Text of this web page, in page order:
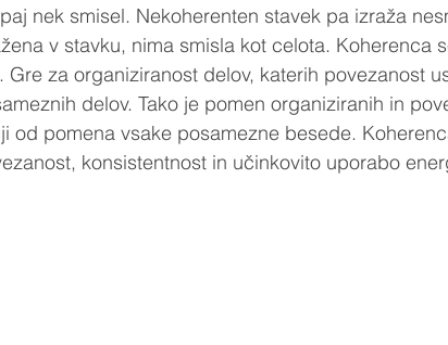
nek smisel. Nekoherenten stavek pa izraža
v stavku, nima smisla kot celota. Koherenca
Gre za organiziranost delov, katerih povezanost
delov. Tako je pomen organiziranih in
od pomena vsake posamezne besede.
konsistentnost in učinkovito uporabo